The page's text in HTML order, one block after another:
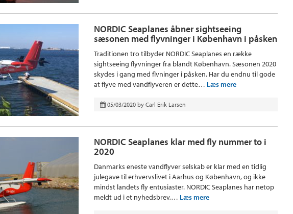
NORDIC Seaplanes åbner sightseeing
sæsonen med flyvninger i København i påsken
Traditionen tro tilbyder NORDIC Seaplanes en række
sightseeing flyvninger fra blandt København. Sæsonen 2020
skydes i gang med flvninger i påsken. Har du endnu til gode
at flyve med vandflyveren er dette… Læs mere
05/03/2020 by Carl Erik Larsen
NORDIC Seaplanes klar med fly nummer to i
2020
Danmarks eneste vandflyver selskab er klar med en tidlig
julegave til erhvervslivet i Aarhus og København, og ikke
mindst landets fly entusiaster. NORDIC Seaplanes har netop
meldt ud i et nyhedsbrev,… Læs mere